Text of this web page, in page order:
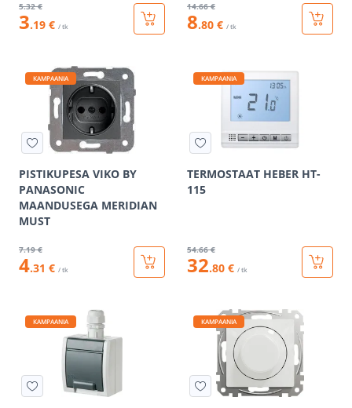
5.32 €
3.19 € / tk
14.66 €
8.80 € / tk
KAMPAANIA
PISTIKUPESA VIKO BY
PANASONIC
MAANDUSEGA MERIDIAN
MUST
7.19 €
4.31 € / tk
KAMPAANIA
TERMOSTAAT HEBER HT-
115
54.66 €
32.80 € / tk
KAMPAANIA KAMPAANIA